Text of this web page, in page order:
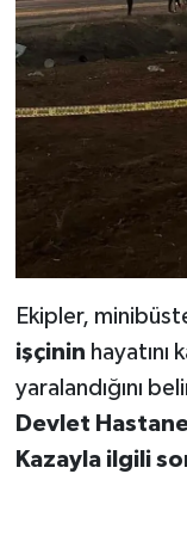
Ekipler,
işçinin
yaralandığını
Devlet
Kazayla ilgili